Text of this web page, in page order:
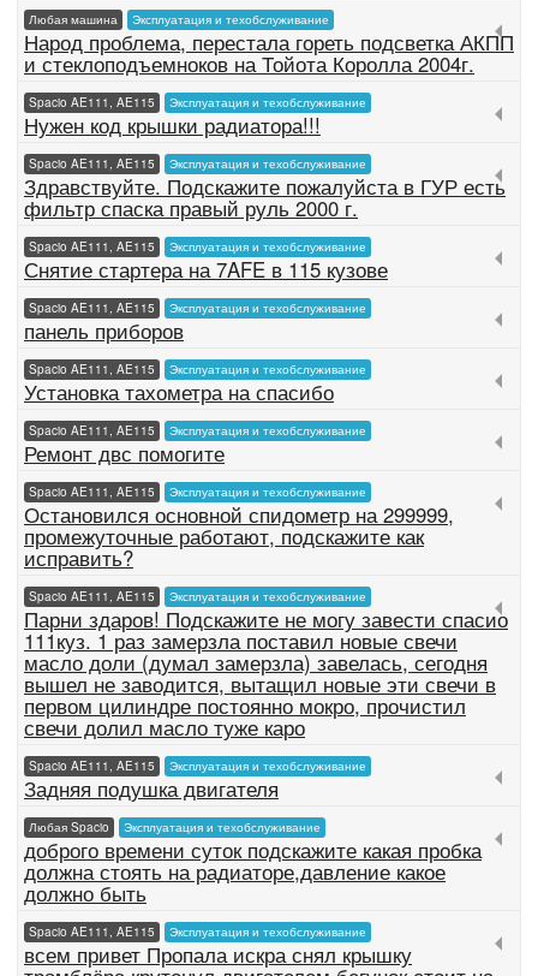
Любая машина Эксплуатация и техобслуживание
Народ проблема, перестала гореть подсветка АКПП
и стеклоподъемноков на Тойота Королла 2004г.
Spacio AE111, AE115 Эксплуатация и техобслуживание
Нужен код крышки радиатора!!!
Spacio AE111, AE115 Эксплуатация и техобслуживание
Здравствуйте. Подскажите пожалуйста в ГУР есть
фильтр спаска правый руль 2000 г.
Spacio AE111, AE115 Эксплуатация и техобслуживание
Снятие стартера на 7AFE в 115 кузове
Spacio AE111, AE115 Эксплуатация и техобслуживание
панель приборов
Spacio AE111, AE115 Эксплуатация и техобслуживание
Установка тахометра на спасибо
Spacio AE111, AE115 Эксплуатация и техобслуживание
Ремонт двс помогите
Spacio AE111, AE115 Эксплуатация и техобслуживание
Остановился основной спидометр на 299999,
промежуточные работают, подскажите как
исправить?
Spacio AE111, AE115 Эксплуатация и техобслуживание
Парни здаров! Подскажите не могу завести спасио
111куз. 1 раз замерзла поставил новые свечи
масло доли (думал замерзла) завелась, сегодня
вышел не заводится, вытащил новые эти свечи в
первом цилиндре постоянно мокро, прочистил
свечи долил масло туже каро
Spacio AE111, AE115 Эксплуатация и техобслуживание
Задняя подушка двигателя
Любая Spacio Эксплуатация и техобслуживание
доброго времени суток подскажите какая пробка
должна стоять на радиаторе,давление какое
должно быть
Spacio AE111, AE115 Эксплуатация и техобслуживание
всем привет Пропала искра снял крышку